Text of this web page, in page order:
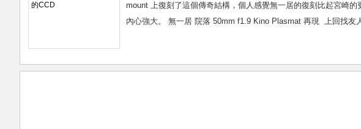
CCD
mount 上復刻了這個傳奇結構，個人感覺無一居的復刻比起宮崎
內心強大。 無一居 院落 50mm f1.9 Kino Plasmat 再現 上回找友